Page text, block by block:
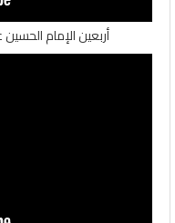
أربعین الإمام